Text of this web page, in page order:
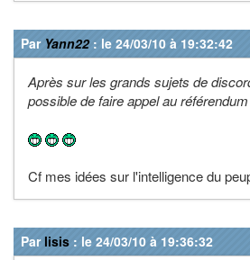
Par Yann22: le 24/03/10 à 19:32:42
Après sur les grands sujets de
possible de faire appel au
Cf mes idées sur l'intelligence du
Par lisis : le 24/03/10 à 19:36:32